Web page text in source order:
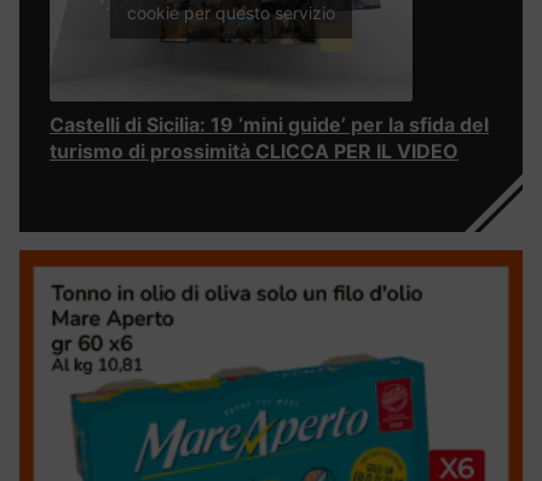
cookie per questo servizio
Castelli di Sicilia: 19 ‘mini guide’ per la sfida del
turismo di prossimità CLICCA PER IL VIDEO